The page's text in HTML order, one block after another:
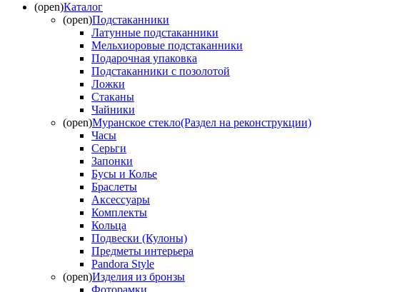
(open)Каталог
(open)Подстаканники
Латунные подстаканники
Мельхиоровые подстаканники
Подарочная упаковка
Подстаканники с позолотой
Ложки
Стаканы
Чайники
(open)Муранское стекло(Раздел на реконструкции)
Часы
Серьги
Запонки
Бусы и Колье
Браслеты
Аксессуары
Комплекты
Кольца
Подвески (Кулоны)
Предметы интерьера
Pandora Style
(open)Изделия из бронзы